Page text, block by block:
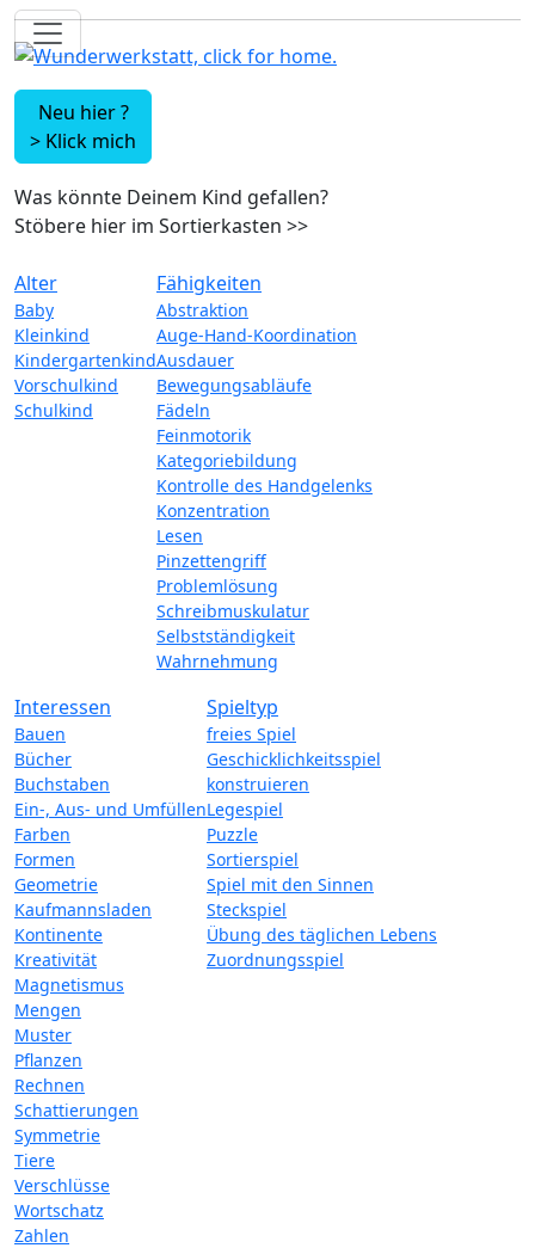
Neu hier ?
> Klick mich
Was könnte Deinem Kind gefallen?
Stöbere hier im Sortierkasten >>
Alter
Baby
Kleinkind
Kindergartenkind
Vorschulkind
Schulkind
Fähigkeiten
Abstraktion
Auge-Hand-Koordination
Ausdauer
Bewegungsabläufe
Fädeln
Feinmotorik
Kategoriebildung
Kontrolle des Handgelenks
Konzentration
Lesen
Pinzettengriff
Problemlösung
Schreibmuskulatur
Selbstständigkeit
Wahrnehmung
Interessen
Bauen
Bücher
Buchstaben
Ein-, Aus- und Umfüllen
Farben
Formen
Geometrie
Kaufmannsladen
Kontinente
Kreativität
Magnetismus
Mengen
Muster
Pflanzen
Rechnen
Schattierungen
Symmetrie
Tiere
Verschlüsse
Wortschatz
Zahlen
Spieltyp
freies Spiel
Geschicklichkeitsspiel
konstruieren
Legespiel
Puzzle
Sortierspiel
Spiel mit den Sinnen
Steckspiel
Übung des täglichen Lebens
Zuordnungsspiel